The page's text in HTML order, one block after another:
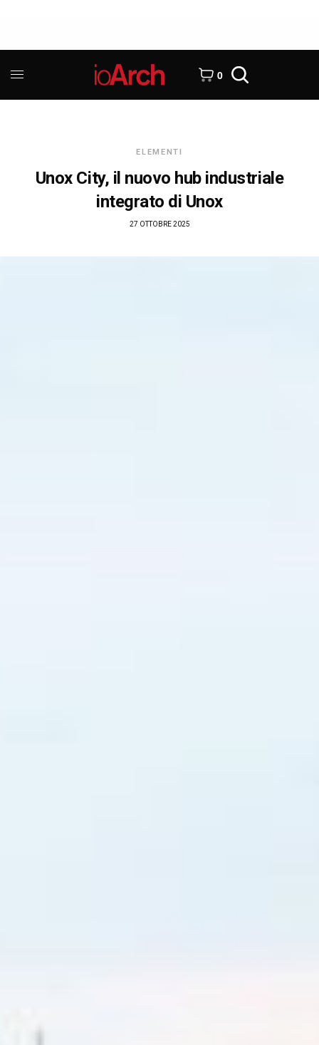
0
ELEMENTI
Unox City, il nuovo hub industriale
integrato di Unox
27 OTTOBRE 2025